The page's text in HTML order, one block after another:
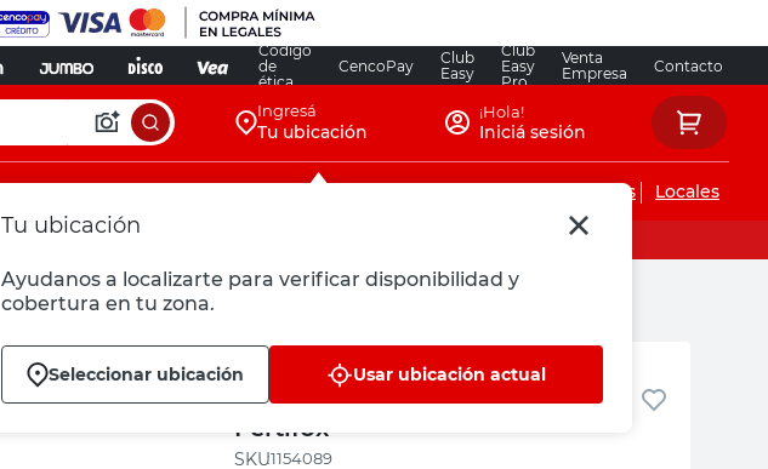
Código
de
ética
CencoPay
Club
Easy
Club
Easy
Pro
Venta
Empresa
Contacto
Ingresá
Tu ubicación
Tu ubicación
Ayudanos a localizarte para verificar disponibilidad y
cobertura en tu zona.
Seleccionar ubicación Usar ubicación actual
¡Hola!
Iniciá sesión
Servicios de instalaciones Locales
Fertifox
Fertilizante Líquido 200 Cc
Fertifox
:1154089